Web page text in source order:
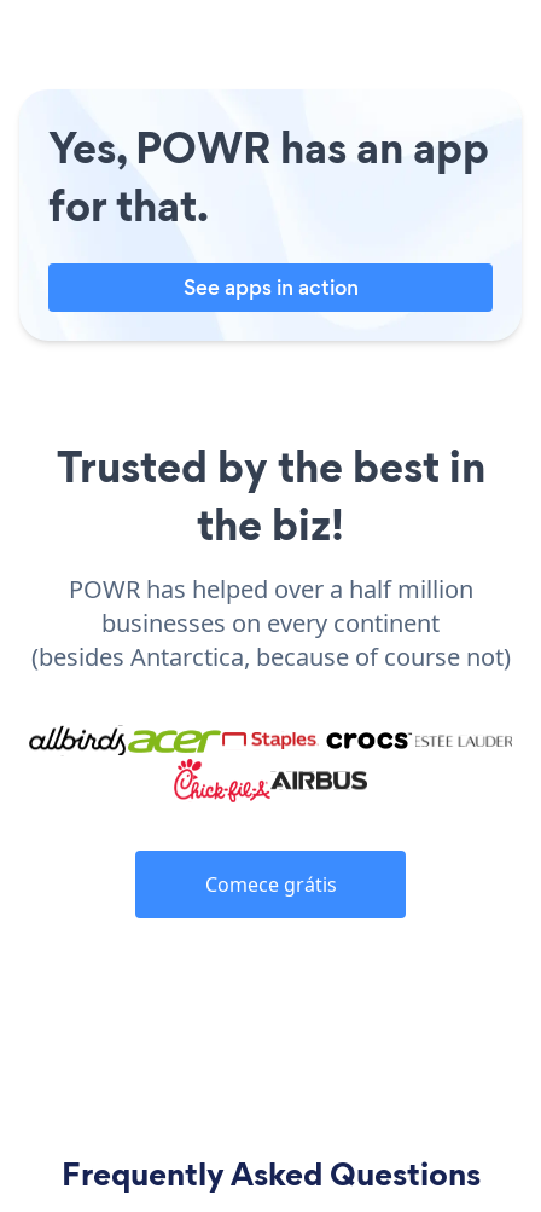
Yes, POWR has an app
for that.
See apps in action
Trusted by the best in
the biz!
POWR has helped over a half million
businesses on every continent
(besides Antarctica, because of course not)
Comece grátis
Frequently Asked Questions